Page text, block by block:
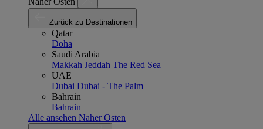
Zurück zu Destinationen
Qatar
Doha
Saudi Arabia
Makkah Jeddah The Red Sea
UAE
Dubai Dubai - The Palm
Bahrain
Bahrain
Alle ansehen Naher Osten